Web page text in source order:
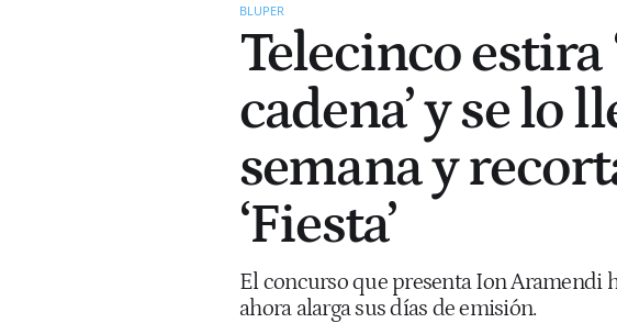
BLUPER
Telecinco estira
cadena’ y se lo
semana y
‘Fiesta’
El concurso que presenta Ion Aramendi
ahora alarga sus días de emisión.